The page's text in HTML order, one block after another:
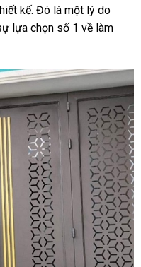
kế. Đó là một lý do
lựa chọn số 1 về làm